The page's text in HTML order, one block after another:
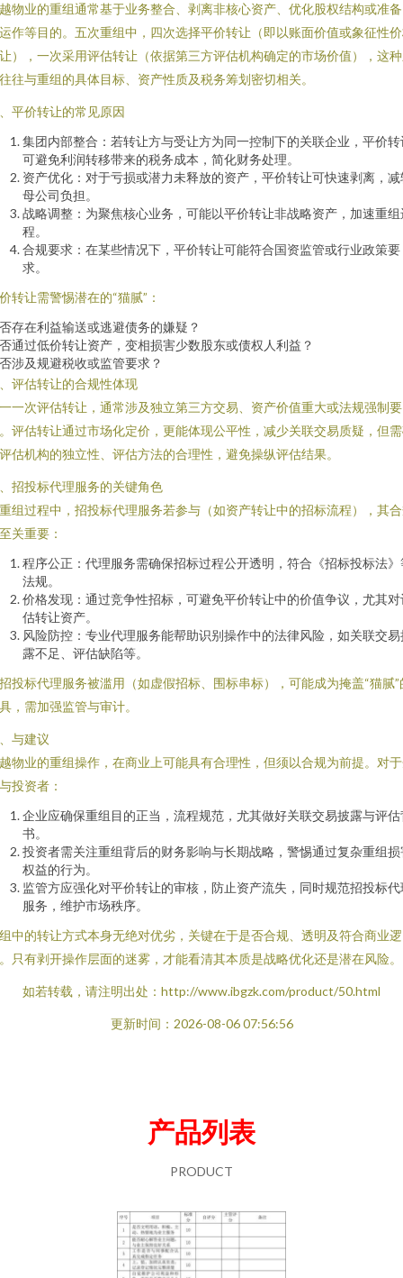
物业的重组通常基于业务整合、剥离非核心资产、优化股权结构或准
作等目的。五次重组中，四次选择平价转让（即以账面价值或象征性
），一次采用评估转让（依据第三方评估机构确定的市场价值），这
往与重组的具体目标、资产性质及税务筹划密切相关。
平价转让的常见原因
集团内部整合：若转让方与受让方为同一控制下的关联企业，平价转
可避免利润转移带来的税务成本，简化财务处理。
资产优化：对于亏损或潜力未释放的资产，平价转让可快速剥离，减
母公司负担。
战略调整：为聚焦核心业务，可能以平价转让非战略资产，加速重组
程。
合规要求：在某些情况下，平价转让可能符合国资监管或行业政策要
求。
转让需警惕潜在的“猫腻”：
存在利益输送或逃避债务的嫌疑？
通过低价转让资产，变相损害少数股东或债权人利益？
涉及规避税收或监管要求？
评估转让的合规性体现
一次评估转让，通常涉及独立第三方交易、资产价值重大或法规强制要
评估转让通过市场化定价，更能体现公平性，减少关联交易质疑，但
估机构的独立性、评估方法的合理性，避免操纵评估结果。
招投标代理服务的关键角色
组过程中，招投标代理服务若参与（如资产转让中的招标流程），其
关重要：
程序公正：代理服务需确保招标过程公开透明，符合《招标投标法》
法规。
价格发现：通过竞争性招标，可避免平价转让中的价值争议，尤其对
估转让资产。
风险防控：专业代理服务能帮助识别操作中的法律风险，如关联交易
露不足、评估缺陷等。
投标代理服务被滥用（如虚假招标、围标串标），可能成为掩盖“猫腻”
，需加强监管与审计。
与建议
物业的重组操作，在商业上可能具有合理性，但须以合规为前提。对
投资者：
企业应确保重组目的正当，流程规范，尤其做好关联交易披露与评估
书。
投资者需关注重组背后的财务影响与长期战略，警惕通过复杂重组损
权益的行为。
监管方应强化对平价转让的审核，防止资产流失，同时规范招投标代
服务，维护市场秩序。
中的转让方式本身无绝对优劣，关键在于是否合规、透明及符合商业逻
只有剥开操作层面的迷雾，才能看清其本质是战略优化还是潜在风险。
如若转载，请注明出处：http://www.ibgzk.com/product/50.html
更新时间：2026-08-06 07:56:56
产品列表
PRODUCT